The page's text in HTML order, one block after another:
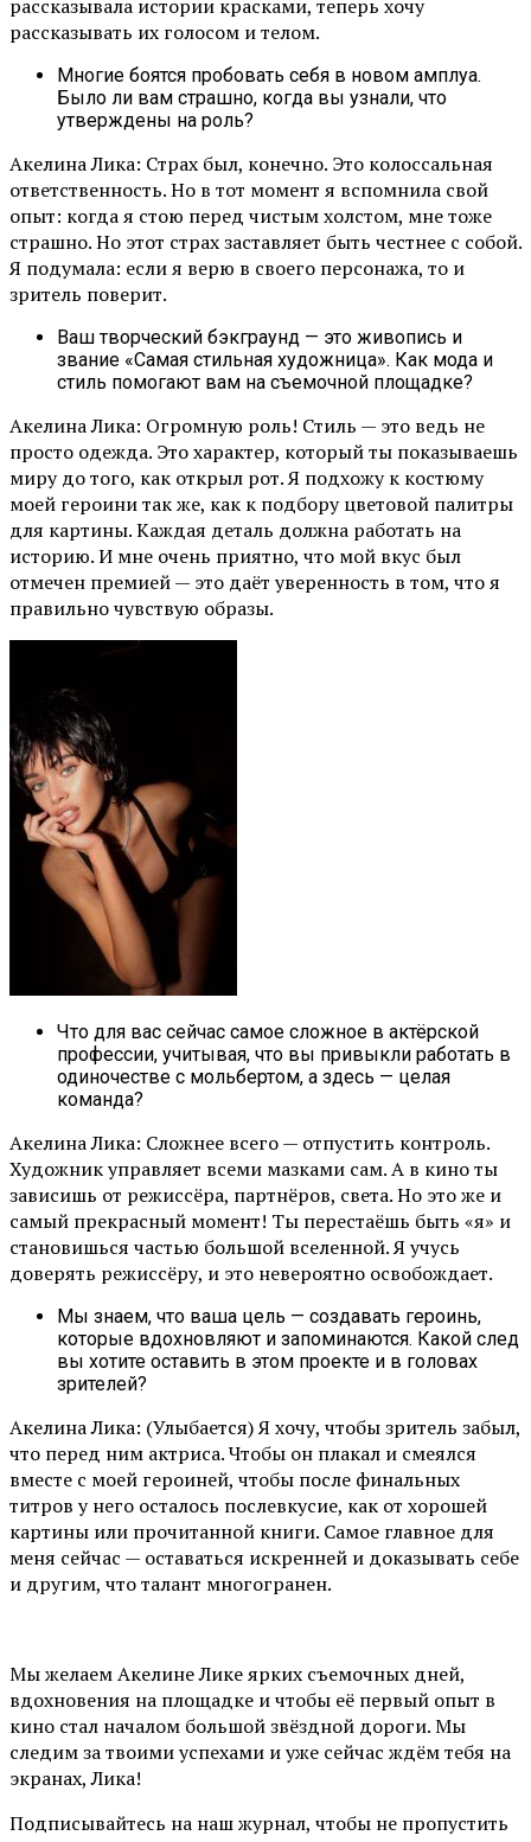
рассказывала истории красками, теперь хочу
рассказывать их голосом и телом.
Многие боятся пробовать себя в новом амплуа.
Было ли вам страшно, когда вы узнали, что
утверждены на роль?
Акелина Лика: Страх был, конечно. Это колоссальная
ответственность. Но в тот момент я вспомнила свой
опыт: когда я стою перед чистым холстом, мне тоже
страшно. Но этот страх заставляет быть честнее с собой.
Я подумала: если я верю в своего персонажа, то и
зритель поверит.
Ваш творческий бэкграунд — это живопись и
звание «Самая стильная художница». Как мода и
стиль помогают вам на съемочной площадке?
Акелина Лика: Огромную роль! Стиль — это ведь не
просто одежда. Это характер, который ты показываешь
миру до того, как открыл рот. Я подхожу к костюму
моей героини так же, как к подбору цветовой палитры
для картины. Каждая деталь должна работать на
историю. И мне очень приятно, что мой вкус был
отмечен премией — это даёт уверенность в том, что я
правильно чувствую образы.
Что для вас сейчас самое сложное в актёрской
профессии, учитывая, что вы привыкли работать в
одиночестве с мольбертом, а здесь — целая
команда?
Акелина Лика: Сложнее всего — отпустить контроль.
Художник управляет всеми мазками сам. А в кино ты
зависишь от режиссёра, партнёров, света. Но это же и
самый прекрасный момент! Ты перестаёшь быть «я» и
становишься частью большой вселенной. Я учусь
доверять режиссёру, и это невероятно освобождает.
Мы знаем, что ваша цель — создавать героинь,
которые вдохновляют и запоминаются. Какой след
вы хотите оставить в этом проекте и в головах
зрителей?
Акелина Лика: (Улыбается) Я хочу, чтобы зритель забыл,
что перед ним актриса. Чтобы он плакал и смеялся
вместе с моей героиней, чтобы после финальных
титров у него осталось послевкусие, как от хорошей
картины или прочитанной книги. Самое главное для
меня сейчас — оставаться искренней и доказывать себе
и другим, что талант многогранен.
Мы желаем Акелине Лике ярких съемочных дней,
вдохновения на площадке и чтобы её первый опыт в
кино стал началом большой звёздной дороги. Мы
следим за твоими успехами и уже сейчас ждём тебя на
экранах, Лика!
Подписывайтесь на наш журнал, чтобы не пропустить